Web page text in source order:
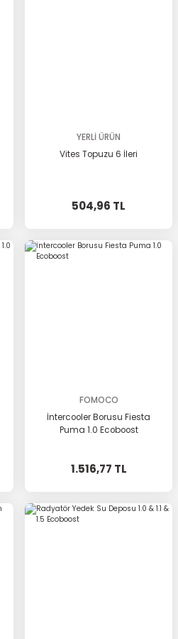
YERLİ ÜRÜN
Vites Topuzu 6 İleri
504,96 TL
FOMOCO
İntercooler Borusu Fiesta
Puma 1.0 Ecoboost
1.516,77 TL